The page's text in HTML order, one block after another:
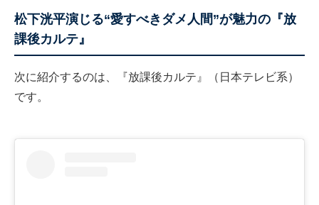
松下洸平演じる“愛すべきダメ人間”が魅力の『放
課後カルテ』
次に紹介するのは、『放課後カルテ』（日本テレビ系）
です。